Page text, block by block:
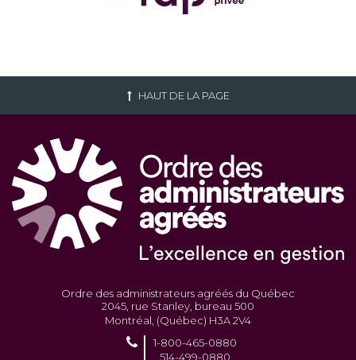
HAUT DE LA PAGE
Ordre des administrateurs agréés du Québec
2045, rue Stanley, bureau 500
Montréal, (Québec) H3A 2V4
1-800-465-0880
514-499-0880